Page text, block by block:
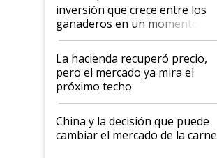
inversión que crece entre los
ganaderos en un momento
histórico para la actividad
La hacienda recuperó precio,
pero el mercado ya mira el
próximo techo
China y la decisión que puede
cambiar el mercado de la carne